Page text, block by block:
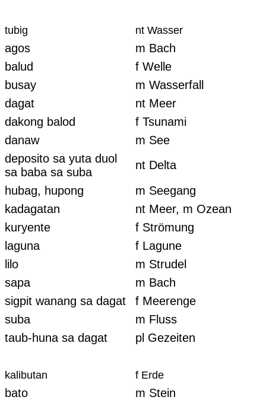
tubig nt Wasser
agos
m Bach
balud
f Welle
busay
m Wasserfall
dagat
nt Meer
dakong balod
f Tsunami
danaw
m See
deposito sa yuta duol
sa baba sa suba
nt Delta
hubag, hupong
m Seegang
kadagatan
nt Meer, m Ozean
kuryente
f Strömung
laguna
f Lagune
lilo
m Strudel
sapa
m Bach
sigpit wanang sa dagat
f Meerenge
suba
m Fluss
taub-huna sa dagat
pl Gezeiten
kalibutan f Erde
bato
m Stein